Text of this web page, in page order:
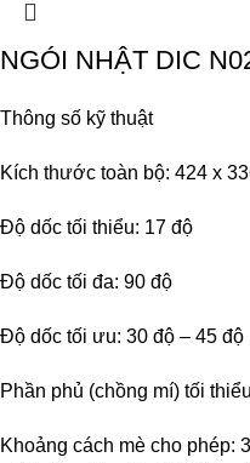
NGÓI NHẬT DIC
Thông số kỹ thuật
Kích thước toàn bộ: 424 x
Độ dốc tối thiểu: 17 độ
Độ dốc tối đa: 90 độ
Độ dốc tối ưu: 30 độ – 45 độ
Phần phủ (chồng mí) tối
Khoảng cách mè cho phép: